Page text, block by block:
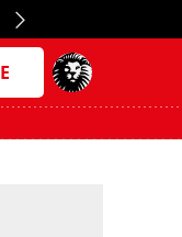
Crédito del Spotify Camp Nou